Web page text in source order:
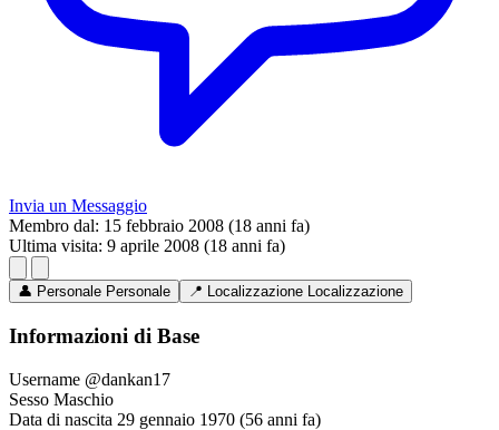
Invia un Messaggio
Membro dal: 15 febbraio 2008 (18 anni fa)
Ultima visita: 9 aprile 2008 (18 anni fa)
👤 Personale Personale 📍 Localizzazione Localizzazione
Informazioni di Base
Username @dankan17
Sesso Maschio
Data di nascita 29 gennaio 1970 (56 anni fa)